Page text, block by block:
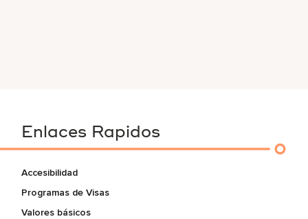
Enlaces Rapidos
Accesibilidad
Programas de Visas
Valores básicos